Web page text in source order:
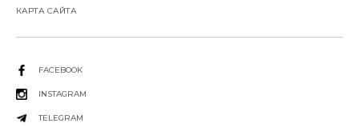
КАРТА САЙТА
FACEBOOK
INSTAGRAM
TELEGRAM